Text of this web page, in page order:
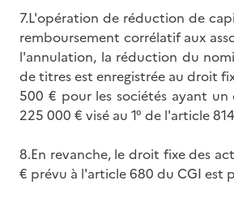
7.L'opération de réduction de
remboursement corrélatif aux
l'annulation, la réduction du
de titres est enregistrée au droit
500 € pour les sociétés ayant
225 000 € visé au 1° de l'article
8.En revanche, le droit fixe des
€ prévu à l'article 680 du CGI est